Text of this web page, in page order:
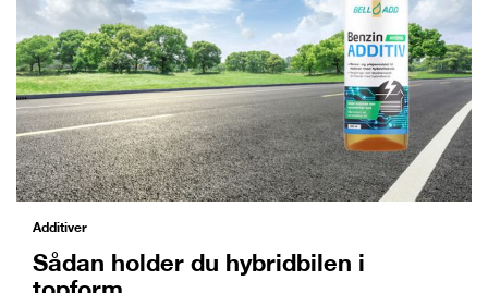
Additiver
Sådan holder du hybridbilen i